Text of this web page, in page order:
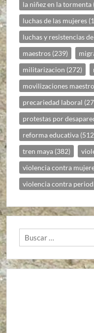
la niñez en la tormenta
luchas de las mujeres
luchas y resistencias
maestros (239)
militarizacion (272)
movilizaciones
precariedad laboral
protestas por
reforma educativa
tren maya (382)
violencia contra
violencia contra